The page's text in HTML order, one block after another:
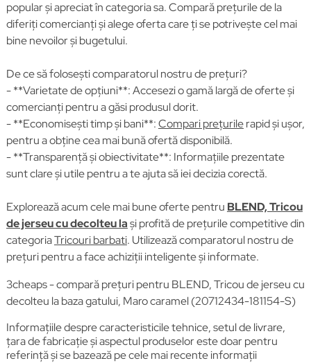
popular și apreciat în categoria sa. Compară prețurile de la
diferiți comercianți și alege oferta care ți se potrivește cel mai
bine nevoilor și bugetului.
De ce să folosești comparatorul nostru de prețuri?
- **Varietate de opțiuni**: Accesezi o gamă largă de oferte și
comercianți pentru a găsi produsul dorit.
- **Economisești timp și bani**:Compari prețurilerapid și ușor,
pentru a obține cea mai bună ofertă disponibilă.
- **Transparență și obiectivitate**: Informațiile prezentate
sunt clare și utile pentru a te ajuta să iei decizia corectă.
Explorează acum cele mai bune oferte pentru BLEND, Tricou
de jerseu cu decolteu lași profită de prețurile competitive din
categoriaTricouri barbati. Utilizează comparatorul nostru de
prețuri pentru a face achiziții inteligente și informate.
3cheaps - compară prețuri pentru BLEND, Tricou de jerseu cu
decolteu la baza gatului, Maro caramel (20712434-181154-S)
Informațiile despre caracteristicile tehnice, setul de livrare,
țara de fabricație și aspectul produselor este doar pentru
referință și se bazează pe cele mai recente informații